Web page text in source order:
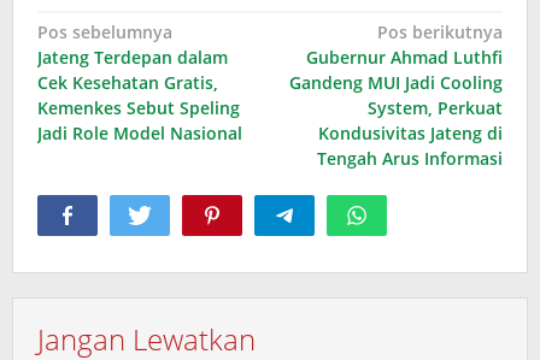
Navigasi
pos
Pos sebelumnya
Jateng Terdepan dalam
Cek Kesehatan Gratis,
Kemenkes Sebut Speling
Jadi Role Model Nasional
Pos berikutnya
Gubernur Ahmad Luthfi
Gandeng MUI Jadi Cooling
System, Perkuat
Kondusivitas Jateng di
Tengah Arus Informasi
Jangan Lewatkan